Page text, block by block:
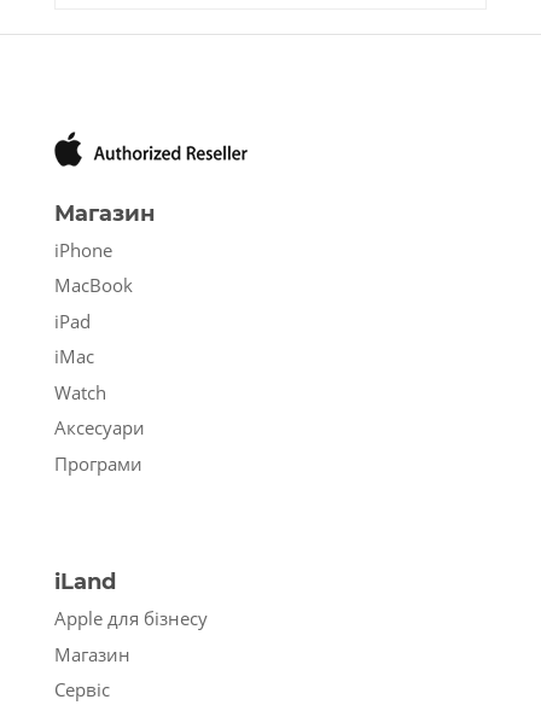
Магазин
iPhone
MacBook
iPad
iMac
Watch
Аксесуари
Програми
iLand
Apple для бізнесу
Магазин
Сервіс